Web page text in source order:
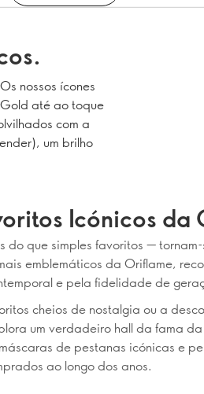
nossos ícones
até ao toque
com a
um brilho
Icónicos da
do que simples favoritos —
emblemáticos da Oriflame,
e pela fidelidade de
cheios de nostalgia ou a
um verdadeiro hall da fama
de pestanas icónicas e
ao longo dos anos.